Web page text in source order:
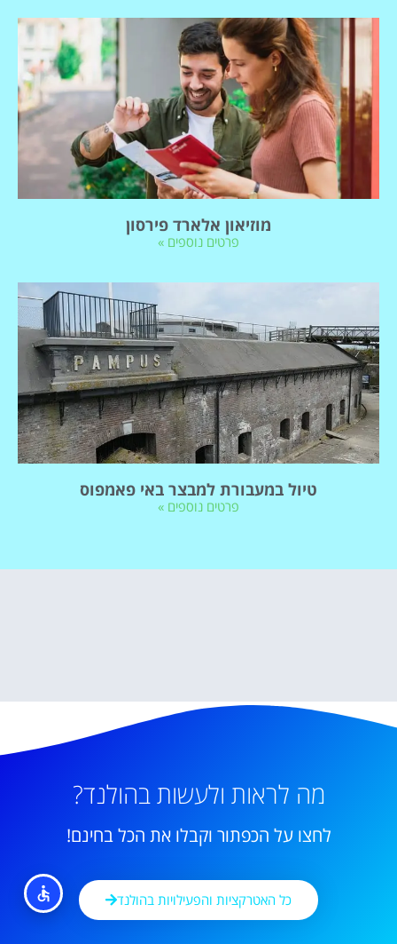
מוזיאון אלארד פירסון
פרטים נוספים »
טיול במעבורת למבצר באי פאמפוס
פרטים נוספים »
מה לראות ולעשות בהולנד?
לחצו על הכפתור וקבלו את הכל בחינם!
כל האטרקציות והפעילויות בהולנד